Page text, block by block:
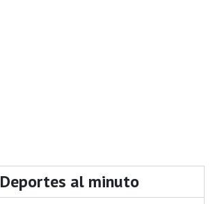
Deportes al minuto